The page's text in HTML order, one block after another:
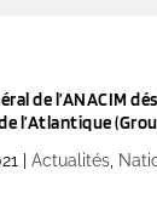
l’ANACIM
l’Atlantique
|Actualités